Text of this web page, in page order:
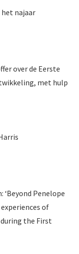
najaar
over de Eerste
met hulp
Penelope
experiences of
the First